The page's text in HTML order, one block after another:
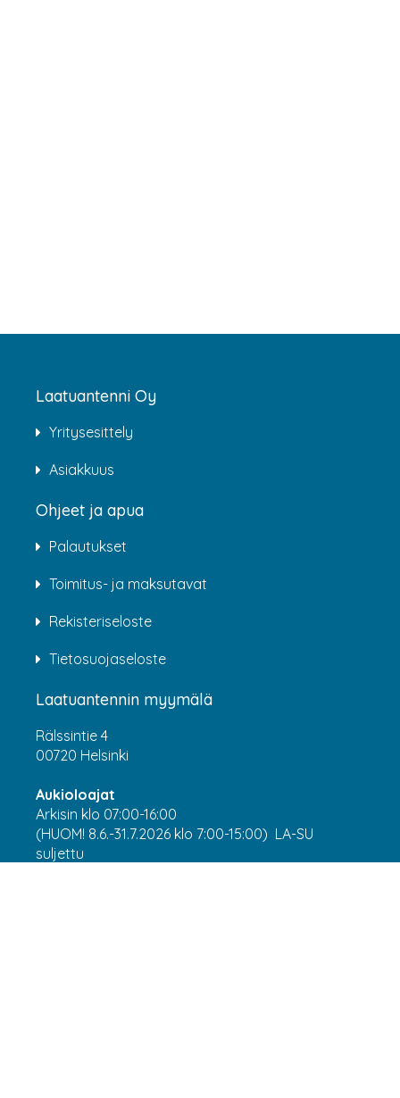
Laatuantenni Oy
Yritysesittely
Asiakkuus
Ohjeet ja apua
Palautukset
Toimitus- ja maksutavat
Rekisteriseloste
Tietosuojaseloste
Laatuantennin myymälä
Rälssintie 4
00720 Helsinki
Aukioloajat
Arkisin klo 07:00-16:00
(HUOM! 8.6.-31.7.2026 klo 7:00-15:00) LA-SU
suljettu